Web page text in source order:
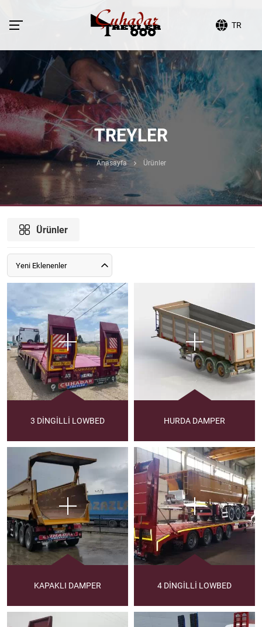
TR
TREYLER
Anasayfa Ürünler
Ürünler
Yeni Eklenenler
3 DİNGİLLİ LOWBED HURDA DAMPER
KAPAKLI DAMPER 4 DİNGİLLİ LOWBED